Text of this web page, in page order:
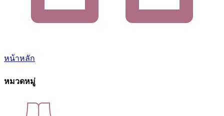
หน้าหลัก
หมวดหมู่